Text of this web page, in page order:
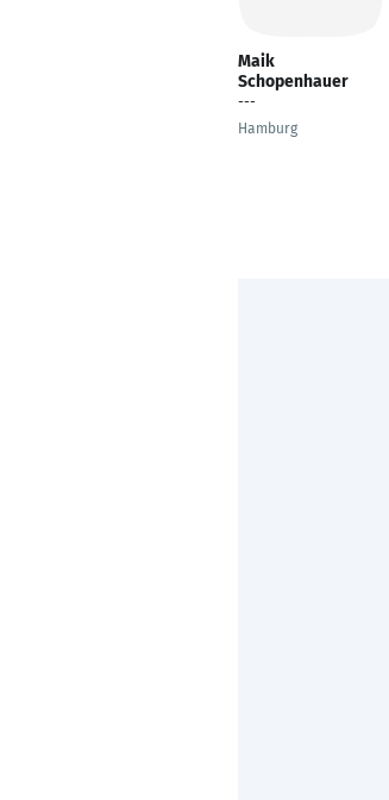
Maik
Schopenhauer
---
Hamburg